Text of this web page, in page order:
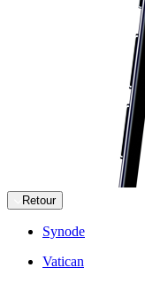
Retour
Synode
Vatican